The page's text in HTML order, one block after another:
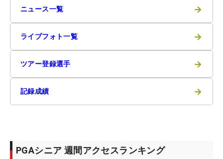
ニュース一覧 →
ライブフォト一覧 →
ツアー登録選手 →
記録成績 →
PGAシニア 週間アクセスランキング